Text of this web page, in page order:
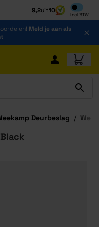
9,2uit10
Incl BTW
Inclusief
Meld je aan als
Deurbeslag /